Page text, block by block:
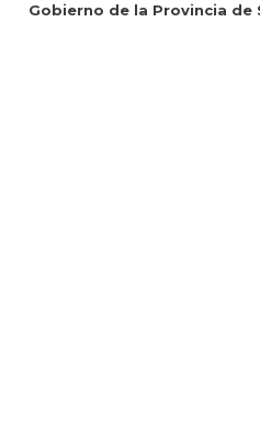
Gobierno de la Provincia de